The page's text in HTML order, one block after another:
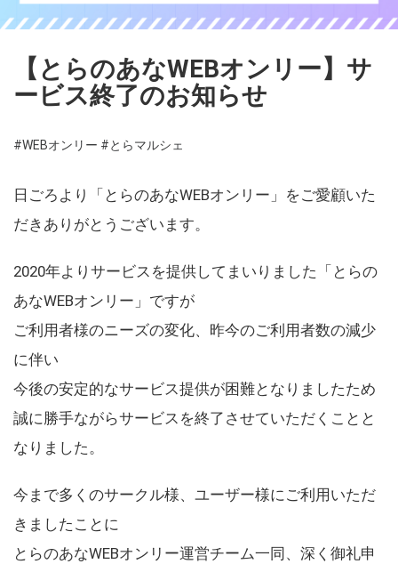
【とらのあなWEBオンリー】サ
ービス終了のお知らせ
#WEBオンリー #とらマルシェ
日ごろより「とらのあなWEBオンリー」をご愛顧いた
だきありがとうございます。
2020年よりサービスを提供してまいりました「とらの
あなWEBオンリー」ですが
ご利用者様のニーズの変化、昨今のご利用者数の減少
に伴い
今後の安定的なサービス提供が困難となりましたため
誠に勝手ながらサービスを終了させていただくことと
なりました。
今まで多くのサークル様、ユーザー様にご利用いただ
きましたことに
とらのあなWEBオンリー運営チーム一同、深く御礼申